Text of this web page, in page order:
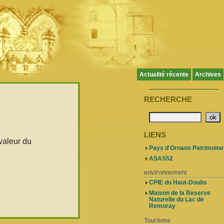
Actualité récente Archives
du
RECHERCHE
LIENS
Pays d'Ornans Patrimoine
ASAS52
environnement
CPIE du Haut-Doubs
Maison de la Reserve
Naturelle du Lac de
Remoray
Tourisme